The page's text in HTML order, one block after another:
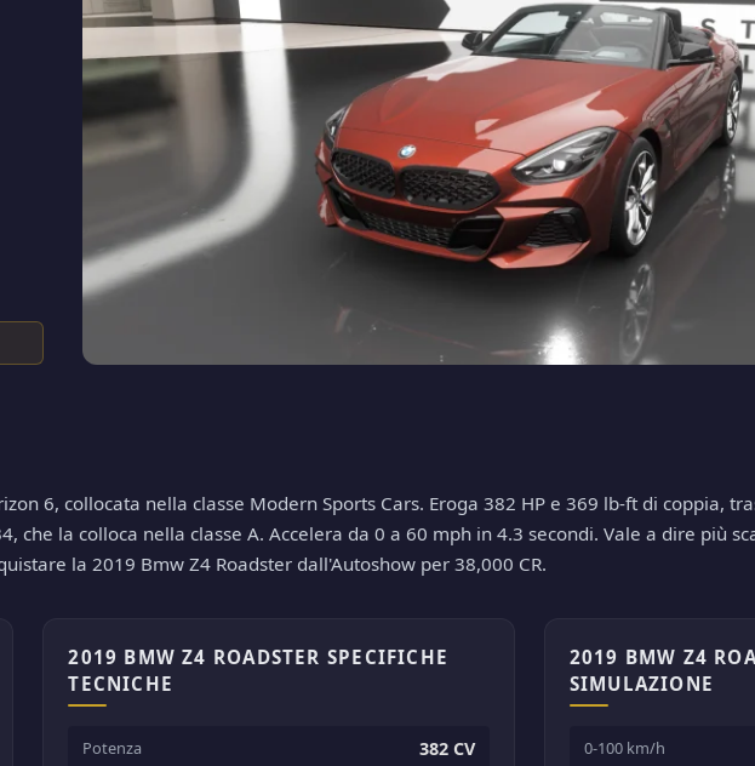
6, collocata nella classe Modern Sports Cars. Eroga 382 HP e 369 lb-ft di coppia,
che la colloca nella classe A. Accelera da 0 a 60 mph in 4.3 secondi. Vale a dire più
la 2019 Bmw Z4 Roadster dall'Autoshow per 38,000 CR.
2019 BMW Z4 ROADSTER SPECIFICHE
TECNICHE
Potenza 382 CV
2019 BMW Z4
SIMULAZIONE
0-100 km/h